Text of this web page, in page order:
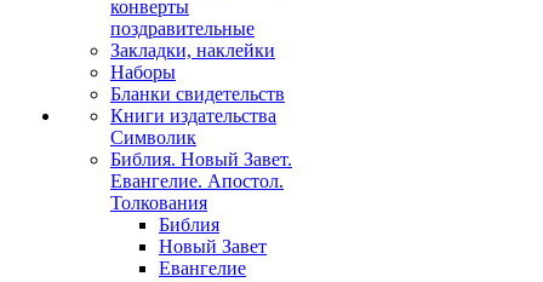
конверты
поздравительные
Закладки, наклейки
Наборы
Бланки свидетельств
Книги издательства
Символик
Библия. Новый Завет.
Евангелие. Апостол.
Толкования
Библия
Новый Завет
Евангелие